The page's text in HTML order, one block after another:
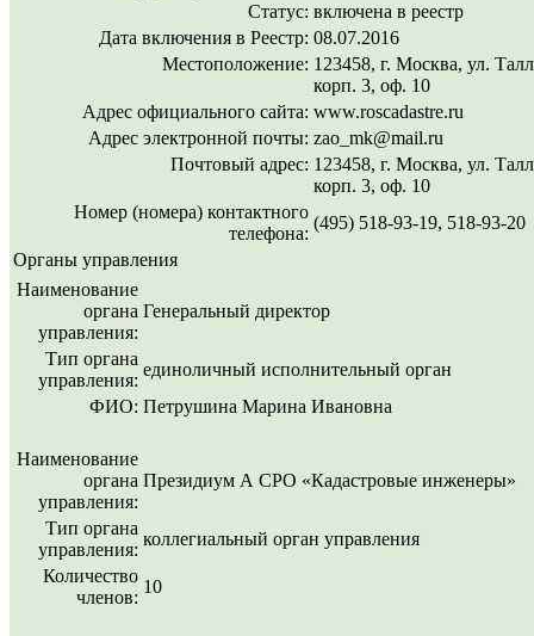
Статус: включена в реестр
Дата включения в Реестр: 08.07.2016
Местоположение: 123458, г. Москва, ул.
корп. 3, оф. 10
Адрес официального сайта: www.roscadastre.ru
Адрес электронной почты: zao_mk@mail.ru
Почтовый адрес: 123458, г. Москва, ул.
корп. 3, оф. 10
Номер (номера) контактного
телефона:
(495) 518-93-19, 518-93-20
Органы управления
Наименование
органа
управления:
Генеральный директор
Тип органа
управления:
единоличный исполнительный орган
ФИО: Петрушина Марина Ивановна
Наименование
органа
управления:
Президиум А СРО «Кадастровые инженеры»
Тип органа
управления:
коллегиальный орган управления
Количество
членов:
10